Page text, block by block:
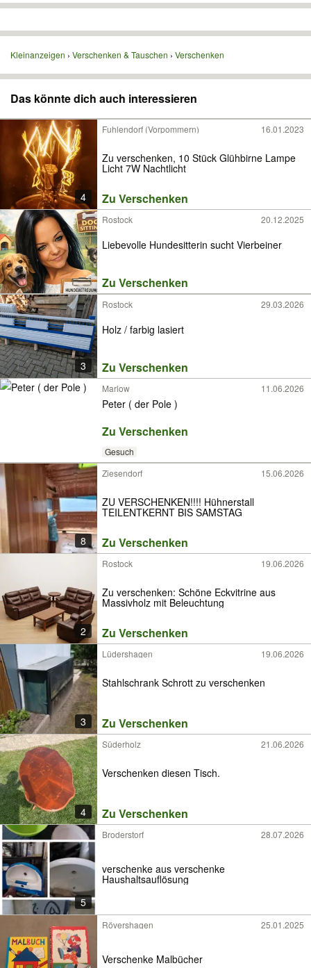
Kleinanzeigen Verschenken & Tauschen Verschenken
Das könnte dich auch interessieren
4
Fuhlendorf (Vorpommern) 16.01.2023
Zu verschenken, 10 Stück Glühbirne Lampe
Licht 7W Nachtlicht
Zu Verschenken
Rostock 20.12.2025
Liebevolle Hundesitterin sucht Vierbeiner
Zu Verschenken
3
Rostock 29.03.2026
Holz / farbig lasiert
Zu Verschenken
Marlow 11.06.2026
Peter ( der Pole )
Zu Verschenken
Gesuch
8
Ziesendorf 15.06.2026
ZU VERSCHENKEN!!!! Hühnerstall
TEILENTKERNT BIS SAMSTAG
Zu Verschenken
2
Rostock 19.06.2026
Zu verschenken: Schöne Eckvitrine aus
Massivholz mit Beleuchtung
Zu Verschenken
3
Lüdershagen 19.06.2026
Stahlschrank Schrott zu verschenken
Zu Verschenken
4
Süderholz 21.06.2026
Verschenken diesen Tisch.
Zu Verschenken
5
Broderstorf 28.07.2026
verschenke aus verschenke
Haushaltsauflösung
Rövershagen 25.01.2025
Verschenke Malbücher